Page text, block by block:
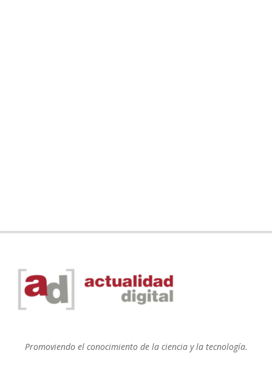
Promoviendo el conocimiento de la ciencia y la tecnología.